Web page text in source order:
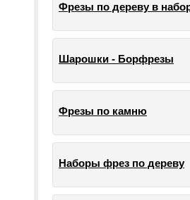
Фрезы по дереву в
Шарошки - Борфрезы
Фрезы по камню
Наборы фрез по дереву